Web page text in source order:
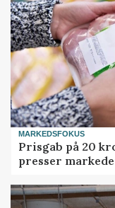
MARKEDSFOKUS
Prisgab på 20
presser